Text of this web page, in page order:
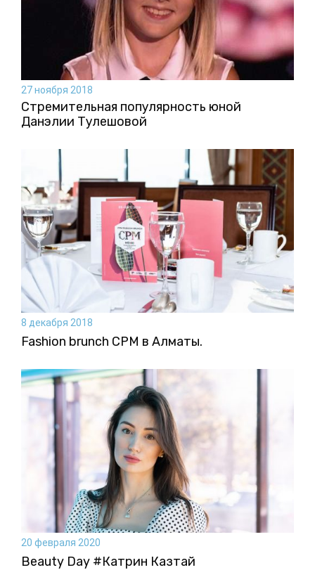
27 ноября 2018
Стремительная популярность юной
Данэлии Тулешовой
8 декабря 2018
Fashion brunch CPM в Алматы.
20 февраля 2020
Beauty Day #Катрин Казтай